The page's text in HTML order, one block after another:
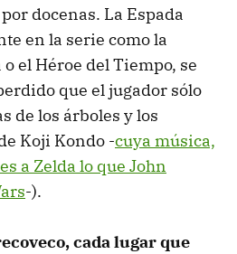
docenas. La Espada
en la serie como la
el Héroe del Tiempo, se
que el jugador sólo
de los árboles y los
Koji Kondo -cuya música,
a Zelda lo que John
-).
cada lugar que